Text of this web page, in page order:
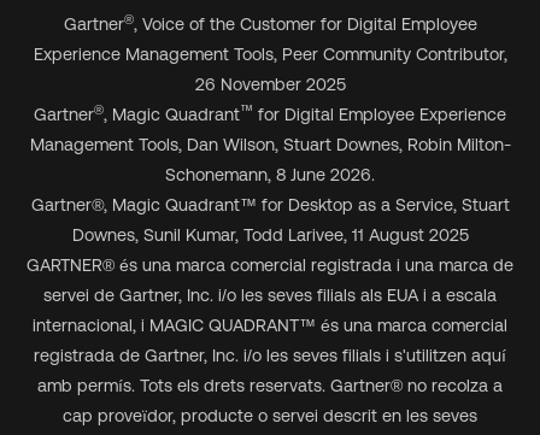
Gartner®, Voice of the Customer for Digital Employee
Experience Management Tools, Peer Community Contributor,
26 November 2025
Gartner®, Magic Quadrant™ for Digital Employee Experience
Management Tools, Dan Wilson, Stuart Downes, Robin Milton-
Schonemann, 8 June 2026.
Gartner®, Magic Quadrant™ for Desktop as a Service, Stuart
Downes, Sunil Kumar, Todd Larivee, 11 August 2025
GARTNER® és una marca comercial registrada i una marca de
servei de Gartner, Inc. i/o les seves filials als EUA i a escala
internacional, i MAGIC QUADRANT™ és una marca comercial
registrada de Gartner, Inc. i/o les seves filials i s'utilitzen aquí
amb permís. Tots els drets reservats. Gartner® no recolza a
cap proveïdor, producte o servei descrit en les seves